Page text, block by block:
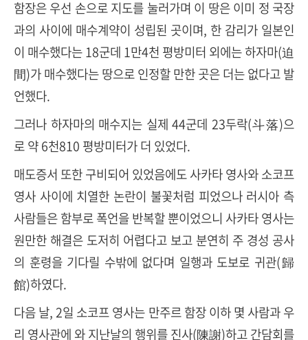
함장은 우선 손으로 지도를 눌러가며 이 땅은 이미 정 국장
과의 사이에 매수계약이 성립된 곳이며, 한 감리가 일본인
이 매수했다는 18군데 1만4천 평방미터 외에는 하자마(迫
間)가 매수했다는 땅으로 인정할 만한 곳은 더는ᅟ 없다고 발
언했다.
그러나 하자마의 매수지는 실제 44군데 23두락(斗落)으
로 약 6천810 평방미터가 더 있었다.
매도증서 또한 구비되어 있었음에도 사카타 영사와 소코프
영사 사이에 치열한 논란이 불꽃처럼 피었으나 러시아 측
사람들은 함부로 폭언을 반복할 뿐이었으니 사카타 영사는
원만한 해결은 도저히 어렵다고 보고 분연히 주 경성 공사
의 훈령을 기다릴 수밖에 없다며 일행과 도보로 귀관(歸
館)하였다.
다음 날, 2일 소코프 영사는 만주르 함장 이하 몇 사람과 우
리 영사관에 와 지난날의 행위를 진사(陳謝)하고 간담회를